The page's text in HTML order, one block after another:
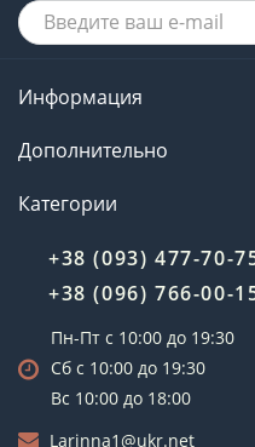
Информация
Дополнительно
Категории
+38 (093) 477-70-
+38 (096) 766-00-
Пн-Пт с 10:00 до 19:30
Сб с 10:00 до 19:30
Вс 10:00 до 18:00
Larinna1@ukr.net